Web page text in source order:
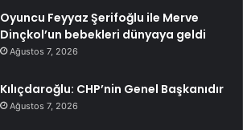
Oyuncu Feyyaz Şerifoğlu ile Merve
Dinçkol’un bebekleri dünyaya geldi
Ağustos 7, 2026
Kılıçdaroğlu: CHP’nin Genel Başkanıdır
Ağustos 7, 2026